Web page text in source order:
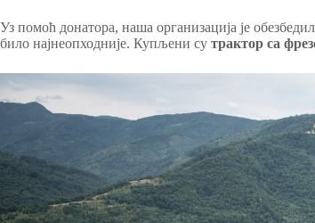
Уз помоћ донатора, наша организација је
било најнеопходније. Купљени су трактор са